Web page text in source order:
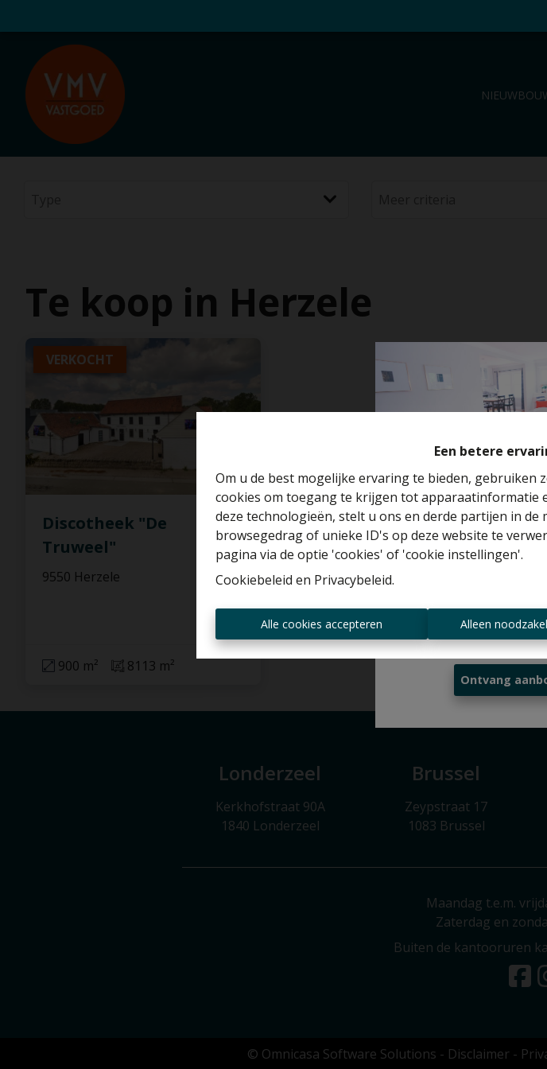
Een betere
Om u de best mogelijke ervaring te bieden, gebruiken
cookies om toegang te krijgen tot apparaatinformatie
deze technologieën, stelt u ons en derde partijen in
browsegedrag of unieke ID's op deze website te
pagina via de optie 'cookies' of 'cookie instellingen'.
Cookiebeleid en Privacybeleid.
Alle cookies accepteren Alleen
Te koop in Herzele
VERKOCHT
Discotheek "De
Truweel"
9550 Herzele
900 m² 8113 m²
Londerzeel
Kerkhofstraat 90A
1840 Londerzeel
Brussel
Zeypstraat 17
1083 Brussel
Maandag t.e.m.
Zaterdag en
Buiten de kantooruren
© Omnicasa Software Solutions - Disclaimer -
Benieuwd naar de
Gratis
Altijd als eerste op
nieuwe
Ontvang